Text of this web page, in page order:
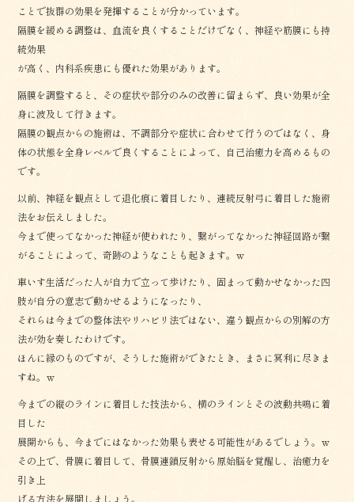
ことで抜群の効果を発揮することが分かっています。
隔膜を緩める調整は、血流を良くすることだけでなく、神経や筋膜にも持
続効果
が高く、内科系疾患にも優れた効果があります。
隔膜を調整すると、その症状や部分のみの改善に留まらず、良い効果が全
身に波及して行きます。
隔膜の観点からの施術は、不調部分や症状に合わせて行うのではなく、身
体の状態を全身レベルで良くすることによって、自己治癒力を高めるもの
です。
以前、神経を観点として退化痕に着目したり、連続反射弓に着目した施術
法をお伝えしました。
今まで使ってなかった神経が使われたり、繋がってなかった神経回路が繋
がることによって、奇跡のようなことも起きます。ｗ
車いす生活だった人が自力で立って歩けたり、固まって動かせなかった四
肢が自分の意志で動かせるようになったり、
それらは今までの整体法やリハビリ法ではない、違う観点からの別解の方
法が効を奏したわけです。
ほんに縁のものですが、そうした施術ができたとき、まさに冥利に尽きま
すね。ｗ
今までの縦のラインに着目した技法から、横のラインとその波動共鳴に着
目した
展開からも、今までにはなかった効果も表せる可能性があるでしょう。ｗ
その上で、骨膜に着目して、骨膜連鎖反射から原始脳を覚醒し、治癒力を
引き上
げる方法を展開しましょう。